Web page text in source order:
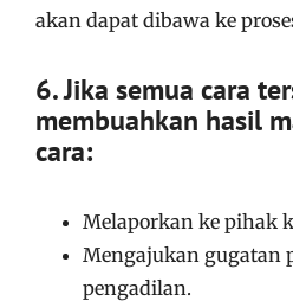
akan dapat dibawa ke
6. Jika semua cara
membuahkan hasil
cara:
Melaporkan ke pihak
Mengajukan gugatan
pengadilan.